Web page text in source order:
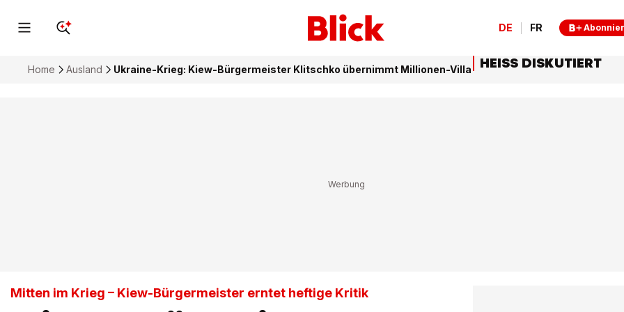
DE FR
Home Ausland Ukraine-Krieg: Kiew-Bürgermeister Klitschko übernimmt Millionen-Villa
Mitten im Krieg – Kiew-Bürgermeister erntet heftige Kritik
HEISS DISKUTIERT